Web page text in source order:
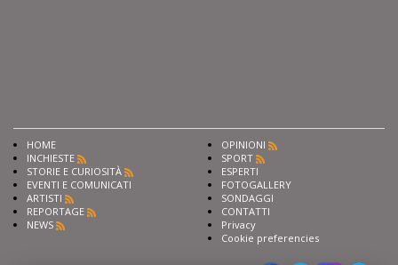
HOME
INCHIESTE
STORIE E CURIOSITÀ
EVENTI E COMUNICATI
ARTISTI
REPORTAGE
NEWS
OPINIONI
SPORT
ESPERTI
FOTOGALLERY
SONDAGGI
CONTATTI
Privacy
Cookie preferencies